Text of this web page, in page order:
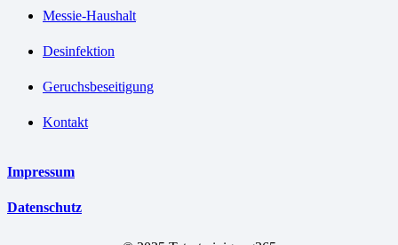
Messie-Haushalt
Desinfektion
Geruchsbeseitigung
Kontakt
Impressum
Datenschutz